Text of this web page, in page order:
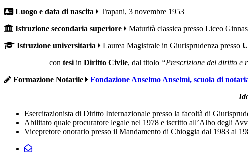
Luogo e data di nascita
Trapani, 3 novembre 1953
Istruzione secondaria superiore
Maturità classica presso Liceo
Istruzione universitaria
Laurea Magistrale in Giurisprudenza presso
con tesi in Diritto Civile, dal titolo “Prescrizione del diritto e
Formazione Notarile
Fondazione Anselmo Anselmi, scuola di
Esercitazionista di Diritto Internazionale presso la facoltà di
Abilitato quale procuratore legale nel 1978 e iscritto all’Albo degli
Vicepretore onorario presso il Mandamento di Chioggia dal 1983 al